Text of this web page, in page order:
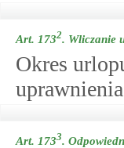
Art. 1732. Wliczanie
Okres
Art. 1733.